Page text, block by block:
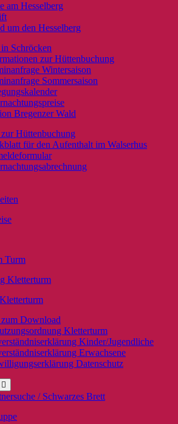
am Hesselberg
um den Hesselberg
Schröcken
zur Hüttenbuchung
Wintersaison
Sommersaison
Bregenzer Wald
Hüttenbuchung
für den Aufenthalt im Walserhus
Turm
Kletterturm
Download
Kletterturm
Kinder/Jugendliche
Erwachsene
Datenschutz
/ Schwarzes Brett